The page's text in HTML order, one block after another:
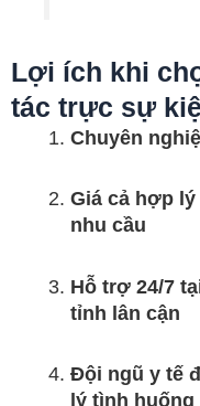
Lợi ích khi
tác trực sự
Chuyên
Giá cả hợp
nhu cầu
Hỗ trợ 24/7
tỉnh lân cận
Đội ngũ y tế
lý tình